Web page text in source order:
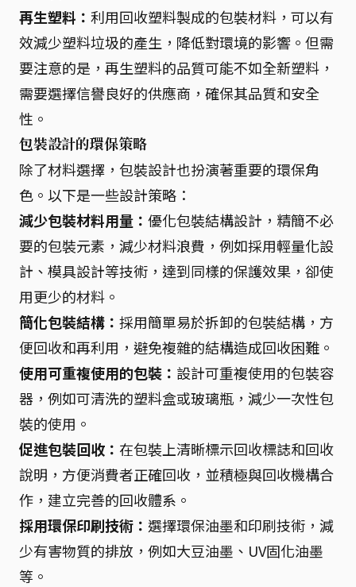
再生塑料： 利用回收塑料製成的包裝材料，可以有
效減少塑料垃圾的產生，降低對環境的影響。但需
要注意的是，再生塑料的品質可能不如全新塑料，
需要選擇信譽良好的供應商，確保其品質和安全
性。
包裝設計的環保策略
除了材料選擇，包裝設計也扮演著重要的環保角
色。以下是一些設計策略：
減少包裝材料用量： 優化包裝結構設計，精簡不必
要的包裝元素，減少材料浪費，例如採用輕量化設
計、模具設計等技術，達到同樣的保護效果，卻使
用更少的材料。
簡化包裝結構： 採用簡單易於拆卸的包裝結構，方
便回收和再利用，避免複雜的結構造成回收困難。
使用可重複使用的包裝： 設計可重複使用的包裝容
器，例如可清洗的塑料盒或玻璃瓶，減少一次性包
裝的使用。
促進包裝回收： 在包裝上清晰標示回收標誌和回收
說明，方便消費者正確回收，並積極與回收機構合
作，建立完善的回收體系。
採用環保印刷技術： 選擇環保油墨和印刷技術，減
少有害物質的排放，例如大豆油墨、UV固化油墨
等。